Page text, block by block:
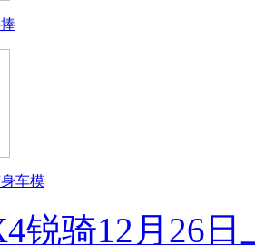
车模
锐骑12月26